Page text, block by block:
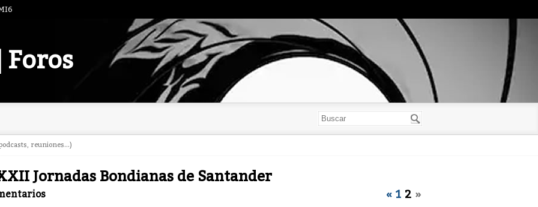
reuniones...)
Jornadas Bondianas de Santander
« 1 2 »